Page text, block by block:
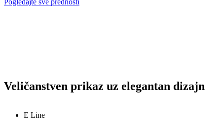
Veličanstven prikaz uz elegantan dizajn
E Line